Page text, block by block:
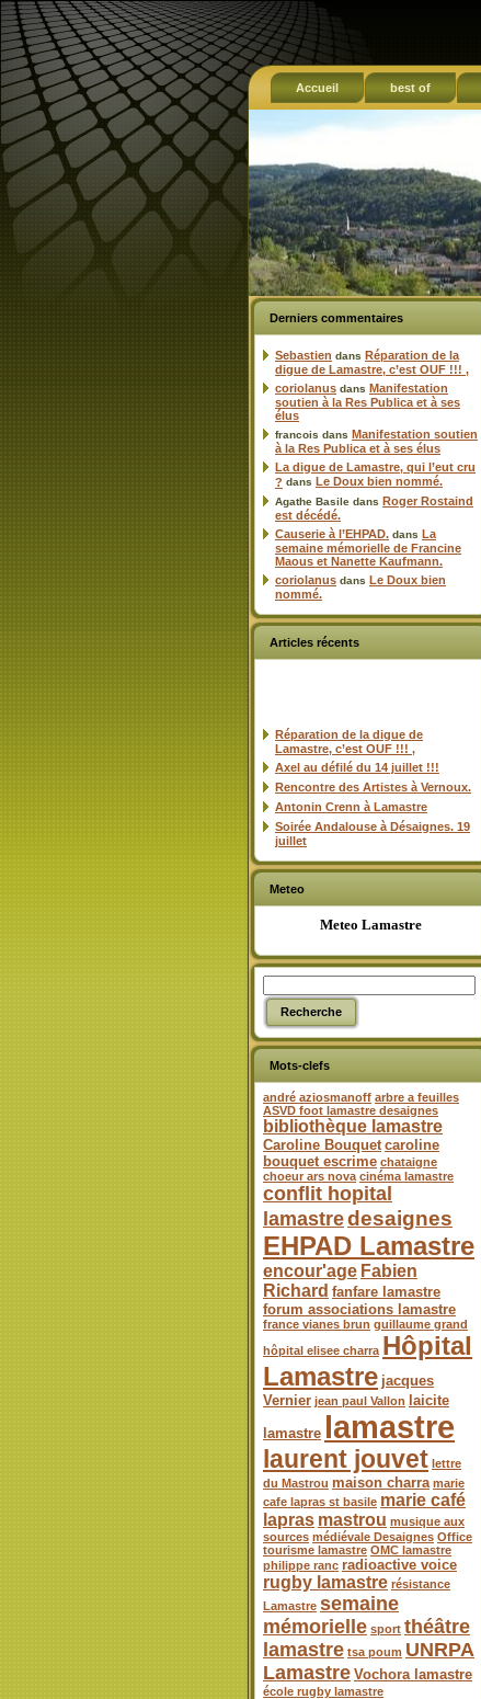
Accueil best of
Derniers commentaires
Sebastien dans Réparation de la
digue de Lamastre, c’est OUF !!! ,
coriolanus dans Manifestation
soutien à la Res Publica et à ses
élus
francois dans Manifestation soutien
à la Res Publica et à ses élus
La digue de Lamastre, qui l’eut cru
? dans Le Doux bien nommé.
Agathe Basile dans Roger Rostaind
est décédé.
Causerie à l’EHPAD. dans La
semaine mémorielle de Francine
Maous et Nanette Kaufmann.
coriolanus dans Le Doux bien
nommé.
Articles récents
Réparation de la digue de
Lamastre, c’est OUF !!! ,
Axel au défilé du 14 juillet !!!
Rencontre des Artistes à Vernoux.
Antonin Crenn à Lamastre
Soirée Andalouse à Désaignes. 19
juillet
Meteo
Meteo Lamastre
Mots-clefs
andré aziosmanoff arbre a feuilles
ASVD foot lamastre desaignes
bibliothèque lamastre
Caroline Bouquet caroline
bouquet escrime chataigne
choeur ars nova cinéma lamastre
conflit hopital
lamastredesaignes
EHPAD Lamastre
encour'age Fabien
Richard fanfare lamastre
forum associations lamastre
france vianes brun guillaume grand
hôpital elisee charra Hôpital
Lamastre jacques
Vernier jean paul Vallon
laicite
lamastre lamastre
laurent jouvet lettre
du Mastrou maison charra marie
cafe lapras st basile marie café
lapras mastrou musique aux
sources médiévale Desaignes Office
tourisme lamastre OMC lamastre
philippe ranc radioactive voice
rugby lamastre résistance
Lamastre semaine
mémorielle sport théâtre
lamastre tsa poum UNRPA
Lamastre Vochora lamastre
école rugby lamastre